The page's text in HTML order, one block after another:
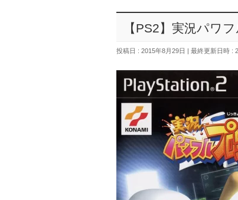
【PS2】実況パワ
投稿日 : 2015年8月29日 最終更新日時 :